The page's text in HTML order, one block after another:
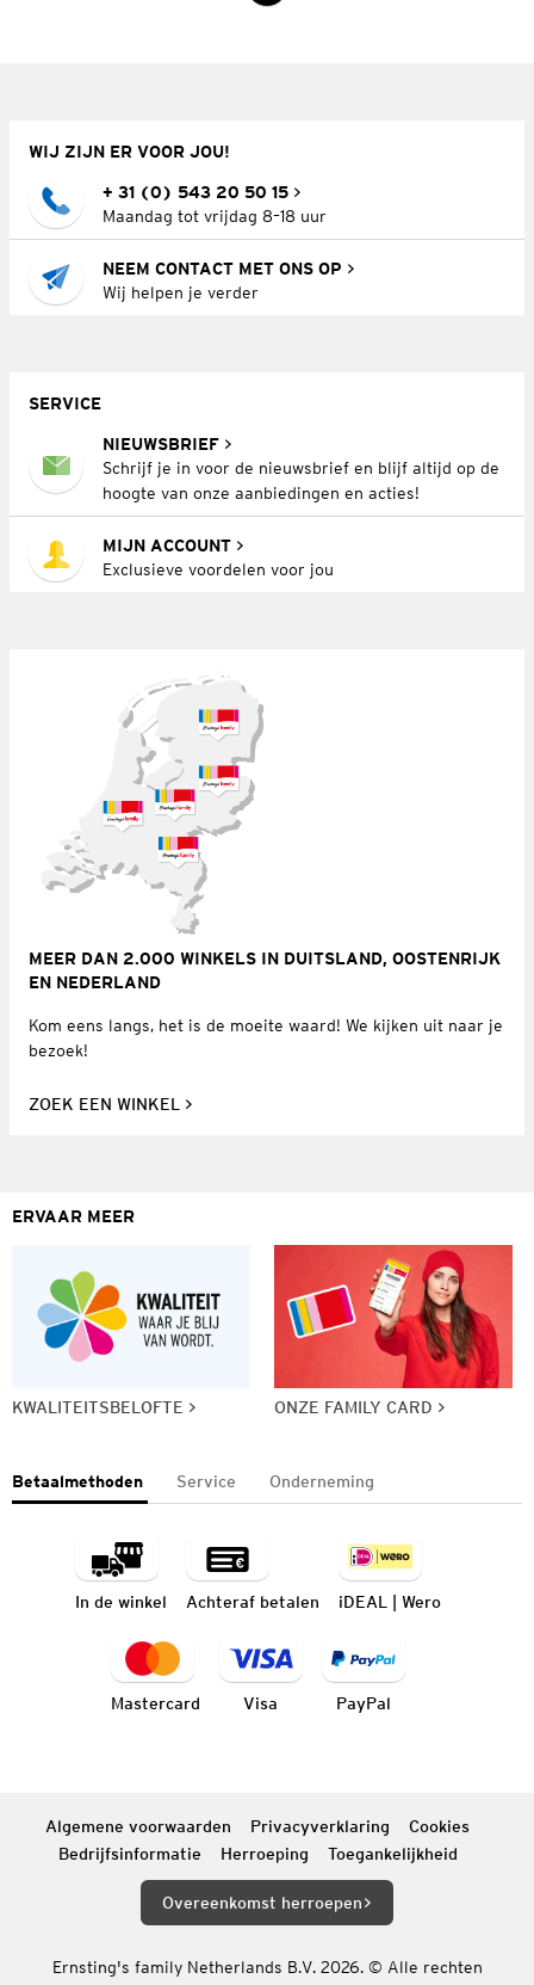
WIJ ZIJN ER VOOR JOU!
+ 31 (0) 543 20 50 15
Maandag tot vrijdag 8–18 uur
NEEM CONTACT MET ONS OP
Wij helpen je verder
SERVICE
NIEUWSBRIEF
Schrijf je in voor de nieuwsbrief en blijf altijd op de
hoogte van onze aanbiedingen en acties!
MIJN ACCOUNT
Exclusieve voordelen voor jou
MEER DAN 2.000 WINKELS IN DUITSLAND, OOSTENRIJK
EN NEDERLAND
Kom eens langs, het is de moeite waard! We kijken uit naar je
bezoek!
ZOEK EEN WINKEL
ERVAAR MEER
KWALITEITSBELOFTE ONZE FAMILY CARD
Betaalmethoden Service Onderneming
In de winkel Achteraf betalen iDEAL | Wero
Mastercard Visa PayPal
Algemene voorwaarden Privacyverklaring
Cookies
Bedrijfsinformatie
Herroeping Toegankelijkheid
Overeenkomst herroepen
Ernsting's family Netherlands B.V. 2026. © Alle rechten